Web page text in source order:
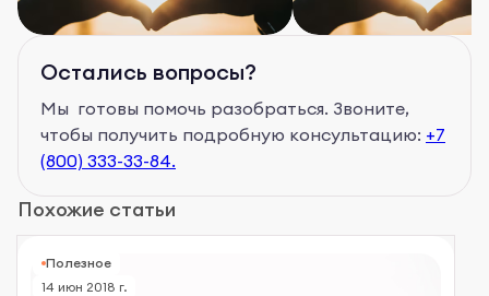
Остались вопросы?
Мы готовы помочь разобраться. Звоните,
чтобы получить подробную консультацию: +7
(800) 333-33-84.
Похожие статьи
Полезное
14 июн 2018 г.